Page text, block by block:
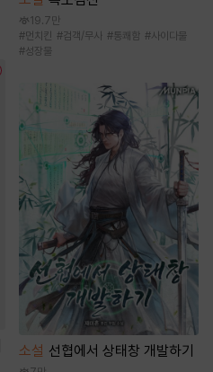
19.7만
#먼치킨 #검객/무사 #통쾌함 #사이다물
#성장물
소설 선협에서 상태창 개발하기